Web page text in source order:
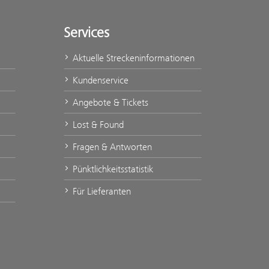
Services
Aktuelle Streckeninformationen
Kundenservice
Angebote & Tickets
Lost & Found
Fragen & Antworten
Pünktlichkeitsstatistik
Für Lieferanten